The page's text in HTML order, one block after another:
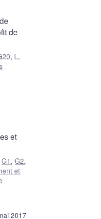
de
, L,
et
G1 ,G2,
et
2017